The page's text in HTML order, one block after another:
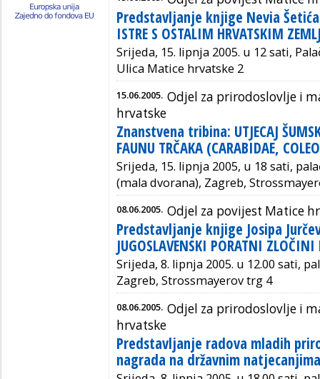
Predstavljanje knjige Nevia Šetića:
ISTRE S OSTALIM HRVATSKIM
Srijeda, 15. lipnja 2005. u 12 sati,
Ulica Matice hrvatske 2
15.06.2005. Odjel za prirodoslovlje i
hrvatske
Znanstvena tribina: UTJECAJ
FAUNU TRČAKA (CARABIDAE,
Srijeda, 15. lipnja 2005, u 18 sati,
(mala dvorana), Zagreb,
08.06.2005. Odjel za povijest Matice
Predstavljanje knjige Josipa
JUGOSLAVENSKI PORATNI
Srijeda, 8. lipnja 2005. u 12.00 sati,
Zagreb, Strossmayerov trg 4
08.06.2005. Odjel za prirodoslovlje i
hrvatske
Predstavljanje radova mladih
nagrada na državnim natjecanjima